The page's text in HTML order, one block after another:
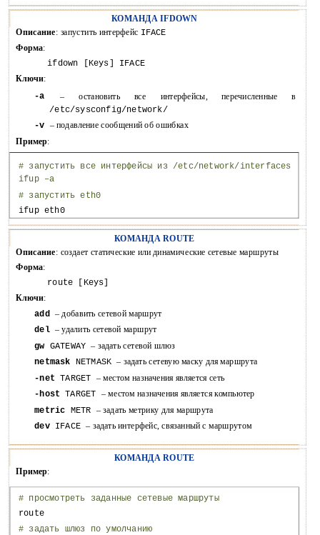
КОМАНДА IFDOWN
Описание: запустить интерфейс IFACE
Форма:
ifdown [Keys] IFACE
Ключи:
-a
– остановить все интерфейсы, перечисленные
в
/etc/sysconfig/network/
-v – подавление сообщений об ошибках
Пример:
# запустить все интерфейсы из /etc/network/interfaces
ifup –a
# запустить eth0
ifup eth0
КОМАНДА ROUTE
Описание: создает статические или динамические сетевые маршруты
Форма:
route [Keys]
Ключи:
add – добавить сетевой маршрут
del – удалить сетевой маршрут
gw GATEWAY– задать сетевой шлюз
netmask NETMASK– задать сетевую маску для маршрута
-net TARGET – местом назначения является сеть
-host
TARGET – местом назначения является компьютер
metric METR – задать метрику для маршрута
dev IFACE– задать интерфейс, связанный с маршрутом
КОМАНДА ROUTE
Пример:
# просмотреть заданные сетевые маршруты
route
# задать шлюз по умолчанию